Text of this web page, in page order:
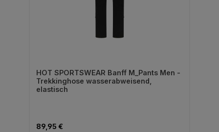
HOT SPORTSWEAR Banff M_Pants Men -
Trekkinghose wasserabweisend,
elastisch
Regulärer Preis:
89,95 €